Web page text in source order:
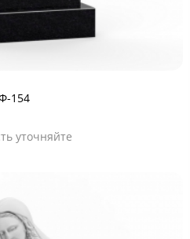
154
уточняйте